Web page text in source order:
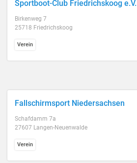
Sportboot-Club Friedrichskoog e.V.
Birkenweg 7
25718 Friedrichskoog
Verein
Fallschirmsport Niedersachsen
Schafdamm 7a
27607 Langen-Neuenwalde
Verein